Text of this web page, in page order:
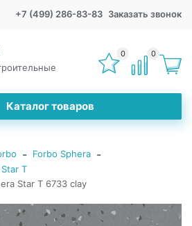
+7 (499) 286-83-83 Заказать звонок
Каталог товаров
0 0
- Forbo Sphera -
T
Star T 6733 clay